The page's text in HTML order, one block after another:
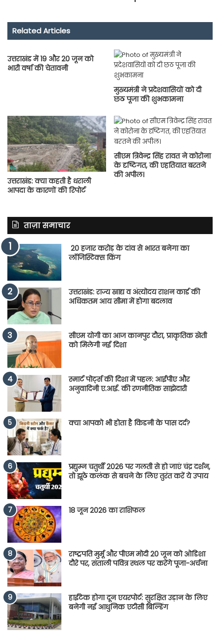
Related Articles
उत्तराखंड में 19 और 20 जून को
भारी वर्षा की चेतावनी
मुख्यमंत्री ने प्रदेशवासियों को दी
छठ पूजा की शुभकामना
उत्तराखंड: क्या कहती है धराली
आपदा के कारणों की रिपोर्ट
सीएम त्रिवेन्द्र सिंह रावत ने कोरोना
के दृष्टिगत, की एहतियात बरतने
की अपील।
ताज़ा समाचार
20 हजार करोड़ के दांव से भारत बनेगा का
लॉजिस्टिक्स किंग
उत्तराखंड: राज्य खाद्य व अंत्योदय राशन कार्ड की
अधिकतम आय सीमा में होगा बदलाव
सीएम योगी का आज कानपुर दौरा, प्राकृतिक खेती
को मिलेगी नई दिशा
स्मार्ट पोर्ट्स की दिशा में पहल: आईपीए और
अनुवादिनी ए.आई. की रणनीतिक साझेदारी
क्या आपको भी होता है किडनी के पास दर्द?
प्रद्युम्न चतुर्थी 2026 पर गलती से हो जाएं चंद्र दर्शन,
तो झूठे कलंक से बचने के लिए तुरंत करें ये उपाय
18 जून 2026 का राशिफल
राष्ट्रपति मुर्मू और पीएम मोदी 20 जून को ओडिशा
दौरे पर, संताली पवित्र स्थल पर करेंगे पूजा-अर्चना
हाईटेक होगा दून एयरपोर्ट: सुरक्षित उड़ान के लिए
बनेगी नई आधुनिक एटीसी बिल्डिंग